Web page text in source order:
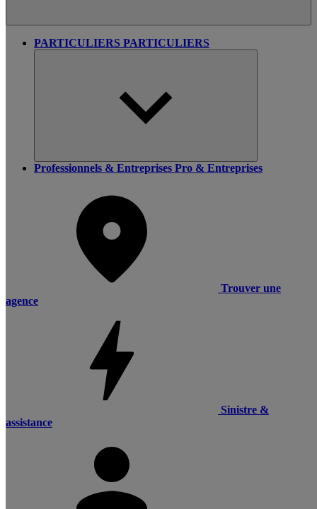
PARTICULIERS PARTICULIERS
Professionnels & Entreprises Pro & Entreprises
Trouver une
agence
Sinistre &
assistance